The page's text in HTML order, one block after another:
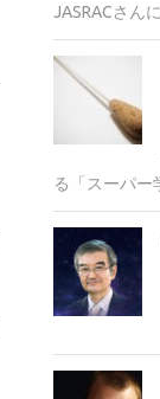
JASRACさん
る「スーパー